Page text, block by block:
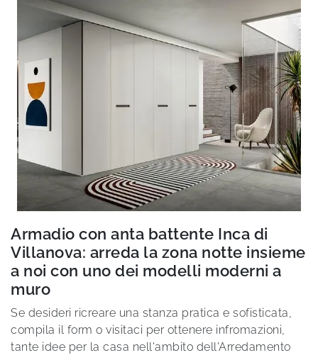
Armadio con anta battente Inca di
Villanova: arreda la zona notte insieme
a noi con uno dei modelli moderni a
muro
Se desideri ricreare una stanza pratica e sofisticata,
compila il form o visitaci per ottenere infromazioni,
tante idee per la casa nell'ambito dell'Arredamento